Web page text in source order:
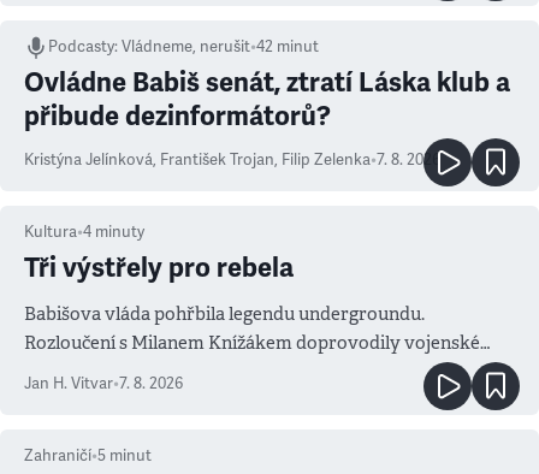
Podcasty:Vládneme, nerušit•42 minut
Ovládne Babiš senát, ztratí Láska klub a
přibude dezinformátorů?
Kristýna Jelínková, František Trojan, Filip Zelenka•7. 8. 2026
Kultura•4 minuty
Tři výstřely pro rebela
Babišova vláda pohřbila legendu undergroundu.
Rozloučení s Milanem Knížákem doprovodily vojenské
salvy i kritika pokrokářů
Jan H. Vitvar•7. 8. 2026
Zahraničí•5 minut